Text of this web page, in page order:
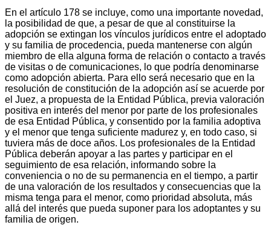
En el artículo 178 se incluye, como una importante novedad,
la posibilidad de que, a pesar de que al constituirse la
adopción se extingan los vínculos jurídicos entre el adoptado
y su familia de procedencia, pueda mantenerse con algún
miembro de ella alguna forma de relación o contacto a través
de visitas o de comunicaciones, lo que podría denominarse
como adopción abierta. Para ello será necesario que en la
resolución de constitución de la adopción así se acuerde por
el Juez, a propuesta de la Entidad Pública, previa valoración
positiva en interés del menor por parte de los profesionales
de esa Entidad Pública, y consentido por la familia adoptiva
y el menor que tenga suficiente madurez y, en todo caso, si
tuviera más de doce años. Los profesionales de la Entidad
Pública deberán apoyar a las partes y participar en el
seguimiento de esa relación, informando sobre la
conveniencia o no de su permanencia en el tiempo, a partir
de una valoración de los resultados y consecuencias que la
misma tenga para el menor, como prioridad absoluta, más
allá del interés que pueda suponer para los adoptantes y su
familia de origen.